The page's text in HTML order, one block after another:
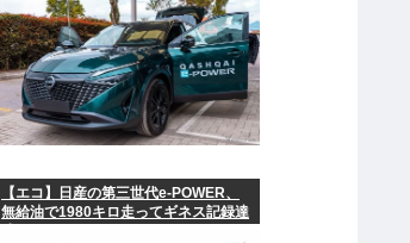
【エコ】日産の第三世代e-POWER、
無給油で1980キロ走ってギネス記録達